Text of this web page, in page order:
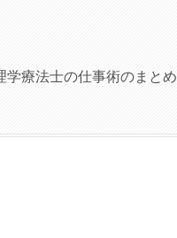
学療法士の仕事術のまとめ